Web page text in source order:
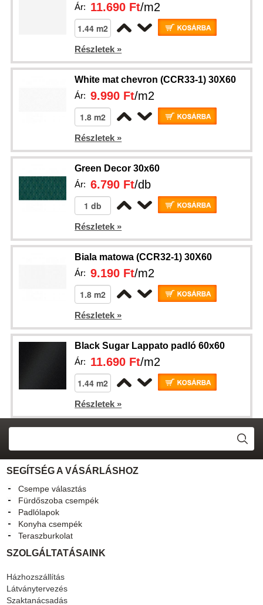
Ár: 11.690 Ft/m2
Részletek »
White mat chevron (CCR33-1) 30X60
Ár:9.990 Ft/m2
Részletek »
Green Decor 30x60
Ár:6.790 Ft/db
Részletek »
Biala matowa (CCR32-1) 30X60
Ár:9.190 Ft/m2
Részletek »
Black Sugar Lappato padló 60x60
Ár: 11.690 Ft/m2
Részletek »
SEGÍTSÉG A VÁSÁRLÁSHOZ
Csempe választás
Fürdőszoba csempék
Padlólapok
Konyha csempék
Teraszburkolat
SZOLGÁLTATÁSAINK
Házhozszállítás
Látványtervezés
Szaktanácsadás